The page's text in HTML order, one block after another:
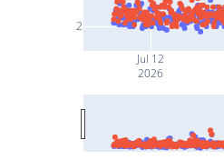
Jul 12
2026
2